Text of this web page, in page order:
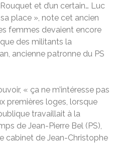
et d’un certain… Luc
place », note cet ancien
femmes devaient encore
des militants la
ancienne patronne du PS
« ça ne m’intéresse pas
premières loges, lorsque
travaillait à la
de Jean-Pierre Bel (PS),
cabinet de Jean-Christophe